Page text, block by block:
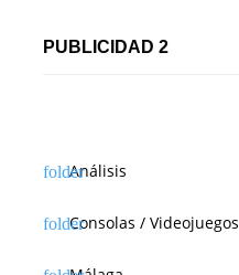
PUBLICIDAD 2
Análisis
Consolas / Videojuegos